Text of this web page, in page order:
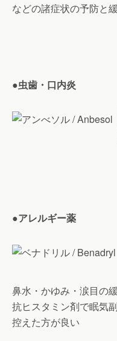
などの諸症状の予防と
●虫歯・口内炎
●アレルギー薬
鼻水・かゆみ・涙目の
抗ヒスタミン剤で眠気
控えた方が良い